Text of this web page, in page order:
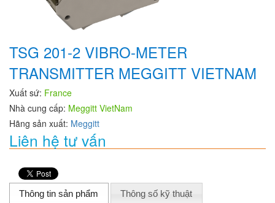
TSG 201-2 VIBRO-METER
TRANSMITTER MEGGITT VIETNAM
Xuất sứ: France
Nhà cung cấp: Meggitt VietNam
Hãng sản xuất: Meggitt
Liên hệ tư vấn
Thông tin sản phẩm Thông số kỹ thuật